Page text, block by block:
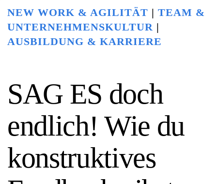
NEW WORK & AGILITÄT | TEAM &
UNTERNEHMENSKULTUR |
AUSBILDUNG & KARRIERE
SAG ES doch
endlich! Wie du
konstruktives